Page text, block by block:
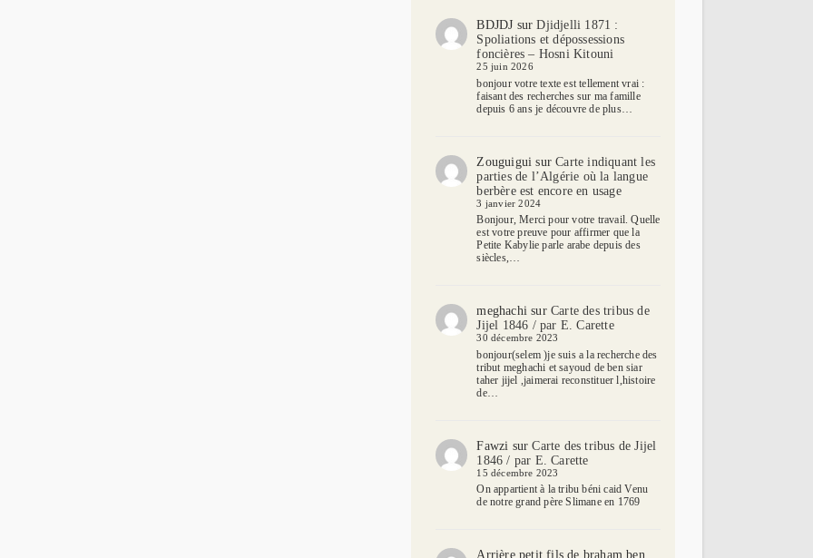
BDJDJ surDjidjelli 1871 :
Spoliations et dépossessions
foncières – Hosni Kitouni
25 juin 2026
bonjour votre texte est tellement vrai :
faisant des recherches sur ma famille
depuis 6 ans je découvre de plus…
Zouguigui surCarte indiquant les
parties de l’Algérie où la langue
berbère est encore en usage
3 janvier 2024
Bonjour, Merci pour votre travail. Quelle
est votre preuve pour affirmer que la
Petite Kabylie parle arabe depuis des
siècles,…
meghachisur Carte des tribus de
Jijel 1846 / par E. Carette
30 décembre 2023
bonjour(selem )je suis a la recherche des
tribut meghachi et sayoud de ben siar
taher jijel ,jaimerai reconstituer l,histoire
de…
Fawzi surCarte des tribus de Jijel
1846 / par E. Carette
15 décembre 2023
On appartient à la tribu béni caid Venu
de notre grand père Slimane en 1769
Arrière petit fils de braham ben